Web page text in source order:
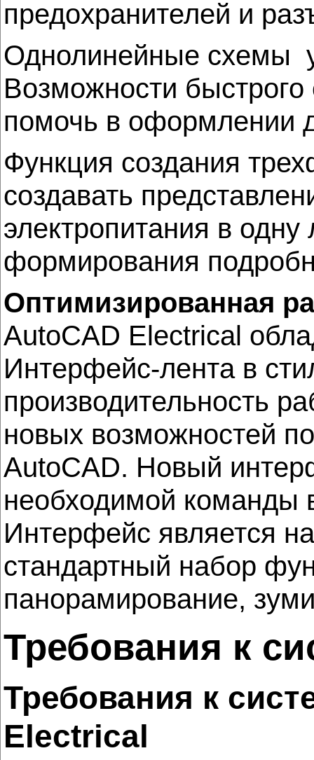
предохранителей и
Однолинейные схемы
Возможности быстрого
помочь в оформлении
Функция создания
создавать
электропитания в
формирования
Оптимизированная
AutoCAD Electrical
Интерфейс-лента в
производительность
новых возможностей
AutoCAD. Новый
необходимой команды
Интерфейс является
стандартный набор
панорамирование,
Требования к
Требования к
Electrical